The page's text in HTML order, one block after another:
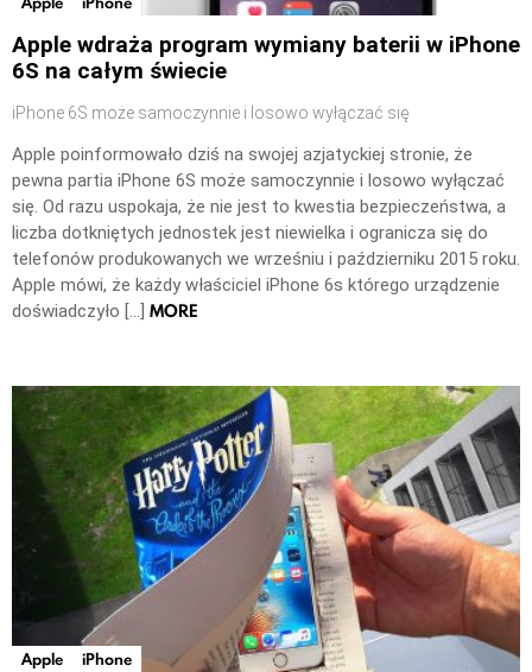
Apple wdraża program wymiany baterii w iPhone
6S na całym świecie
iPhone 6S może samoczynnie i losowo wyłączać się
Apple poinformowało dziś na swojej azjatyckiej stronie, że
pewna partia iPhone 6S może samoczynnie i losowo wyłączać
się. Od razu uspokaja, że nie jest to kwestia bezpieczeństwa, a
liczba dotkniętych jednostek jest niewielka i ogranicza się do
telefonów produkowanych we wrześniu i październiku 2015 roku.
Apple mówi, że każdy właściciel iPhone 6s którego urządzenie
doświadczyło […] MORE
Apple iPhone